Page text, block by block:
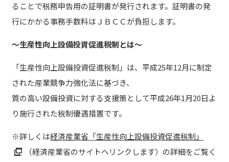
ることで税務申告用の証明書が発行されます。証明書の発
行にかかる事務手数料はＪＢＣＣが負担します。
～生産性向上設備投資促進税制とは～
「生産性向上設備投資促進税制」は、平成25年12月に制定
された産業競争力強化法に基づき、
質の高い設備投資に対する支援策として平成26年1月20日よ
り施行された税制優遇措置です。
※詳しくは経済産業省「生産性向上設備投資促進税制」
（経済産業省のサイトへリンクします）の詳細をご覧く